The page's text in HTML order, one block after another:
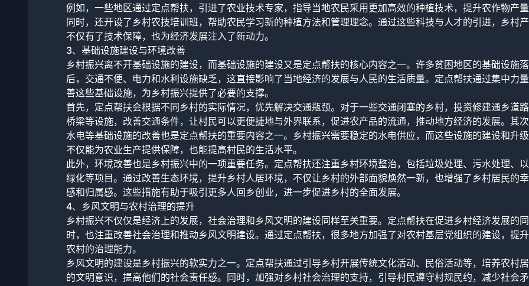
例如，一些地区通过定点帮扶，引进了农业技术专家，指导当地农民采用更加高效的种植技术，提升农作物产
同时，还开设了乡村农技培训班，帮助农民学习新的种植方法和管理理念。通过这些科技与人才的引进，乡村
不仅有了技术保障，也为经济发展注入了新动力。
3、基础设施建设与环境改善
乡村振兴离不开基础设施的建设，而基础设施的建设又是定点帮扶的核心内容之一。许多贫困地区的基础设施落
后，交通不便、电力和水利设施缺乏，这直接影响了当地经济的发展与人民的生活质量。定点帮扶通过集中力
善这些基础设施，为乡村振兴提供了必要的支撑。
首先，定点帮扶会根据不同乡村的实际情况，优先解决交通瓶颈。对于一些交通闭塞的乡村，投资修建通乡道
桥梁等设施，改善交通条件，让村民可以更便捷地与外界联系，促进农产品的流通，推动地方经济的发展。其
水电等基础设施的改善也是定点帮扶的重要内容之一。乡村振兴需要稳定的水电供应，而这些设施的建设和升
不仅能为农业生产提供保障，也能提高村民的生活水平。
此外，环境改善也是乡村振兴中的一项重要任务。定点帮扶还注重乡村环境整治，包括垃圾处理、污水处理、
绿化等项目。通过改善生态环境，提升乡村人居环境，不仅让乡村的外部面貌焕然一新，也增强了乡村居民的
感和归属感。这些措施有助于吸引更多人回乡创业，进一步促进乡村的全面发展。
4、乡风文明与农村治理的提升
乡村振兴不仅仅是经济上的发展，社会治理和乡风文明的建设同样至关重要。定点帮扶在促进乡村经济发展的同
时，也注重改善社会治理和推动乡风文明建设。通过定点帮扶，很多地方加强了对农村基层党组织的建设，提
农村的治理能力。
乡风文明的建设是乡村振兴的软实力之一。定点帮扶通过引导乡村开展传统文化活动、民俗活动等，培养农村
的文明意识，提高他们的社会责任感。同时，加强对乡村社会治理的支持，引导村民遵守村规民约，减少社会矛